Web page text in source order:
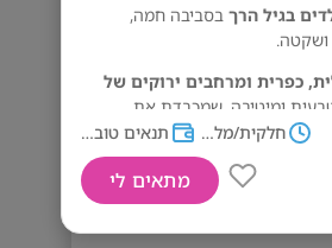
בגיל הרך בסביבה חמה,
ושקטה.
כפרית ומרחבים ירוקים של
ומיטיבה, שמכבדת את
המשרה:
חלקית/מלאה תנאים טובים למתאימים
מתאים לי
צוות חינוכי/ת